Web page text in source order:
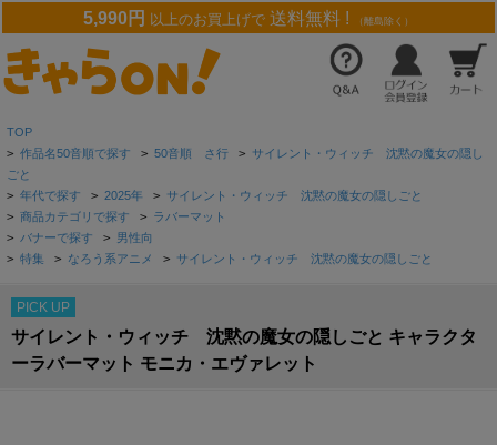
5,990円 以上のお買上げで 送料無料 ! （離島除く）
TOP
> 作品名50音順で探す > 50音順 さ行 > サイレント・ウィッチ 沈黙の魔女の隠し
ごと
> 年代で探す > 2025年 > サイレント・ウィッチ 沈黙の魔女の隠しごと
> 商品カテゴリで探す > ラバーマット
> バナーで探す > 男性向
> 特集 > なろう系アニメ > サイレント・ウィッチ 沈黙の魔女の隠しごと
PICK UP
サイレント・ウィッチ 沈黙の魔女の隠しごと キャラクタ
ーラバーマット モニカ・エヴァレット